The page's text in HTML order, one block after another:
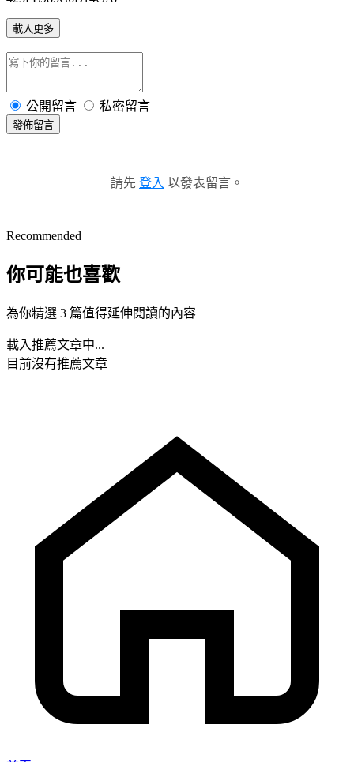
載入更多
公開留言 私密留言
發佈留言
請先 登入 以發表留言。
Recommended
你可能也喜歡
為你精選 3 篇值得延伸閱讀的內容
載入推薦文章中...
目前沒有推薦文章